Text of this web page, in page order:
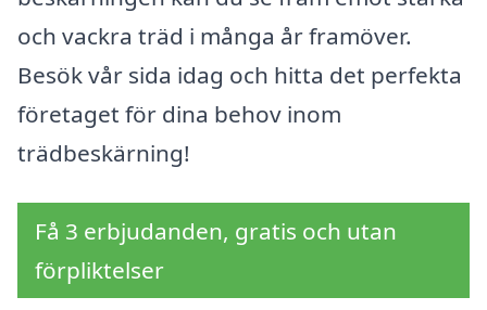
och vackra träd i många år framöver.
Besök vår sida idag och hitta det perfekta
företaget för dina behov inom
trädbeskärning!
Få 3 erbjudanden, gratis och utan
förpliktelser